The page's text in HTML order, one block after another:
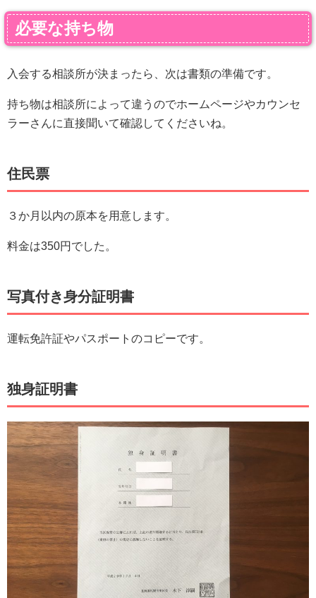
必要な持ち物
入会する相談所が決まったら、次は書類の準備です。
持ち物は相談所によって違うのでホームページやカウンセ
ラーさんに直接聞いて確認してくださいね。
住民票
３か月以内の原本を用意します。
料金は350円でした。
写真付き身分証明書
運転免許証やパスポートのコピーです。
独身証明書